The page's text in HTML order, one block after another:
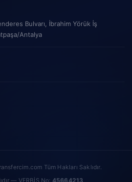
Bulvarı, İbrahim Yörük İş
Antalya
Tüm Hakları Saklıdır.
— VERBİS No: 45664213